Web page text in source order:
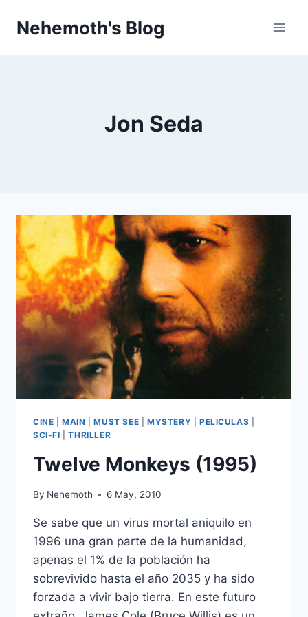
Nehemoth's Blog
Jon Seda
CINE |MAIN |MUST SEE MYSTERY PELICULAS
SCI-FI |THRILLER
Twelve Monkeys (1995)
By Nehemoth 6 May, 2010
Se sabe que un virus mortal aniquilo en
1996 una gran parte de la humanidad,
apenas el 1% de la población ha
sobrevivido hasta el año 2035 y ha sido
forzada a vivir bajo tierra. En este futuro